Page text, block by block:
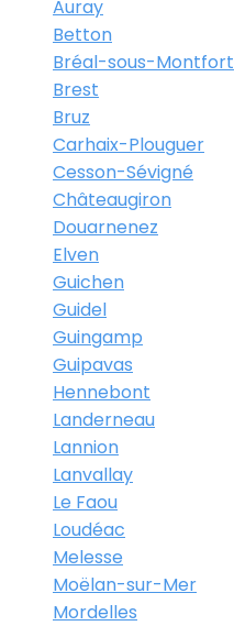
Auray
Betton
Bréal-sous-Montfort
Brest
Bruz
Carhaix-Plouguer
Cesson-Sévigné
Châteaugiron
Douarnenez
Elven
Guichen
Guidel
Guingamp
Guipavas
Hennebont
Landerneau
Lannion
Lanvallay
Le Faou
Loudéac
Melesse
Moëlan-sur-Mer
Mordelles